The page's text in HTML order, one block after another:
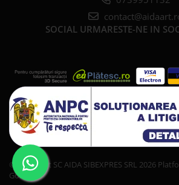
SOCIAL URMARESTE-NE IN
©Copyright SC AIDA SIBEXPRES SRL 2026
Gomag